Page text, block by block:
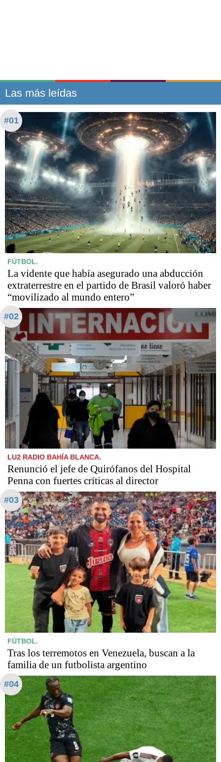
Las más leídas
#01
FÚTBOL.
La vidente que había asegurado una abducción
extraterrestre en el partido de Brasil valoró haber
“movilizado al mundo entero”
#02
LU2 RADIO BAHÍA BLANCA.
Renunció el jefe de Quirófanos del Hospital
Penna con fuertes críticas al director
#03
FÚTBOL.
Tras los terremotos en Venezuela, buscan a la
familia de un futbolista argentino
#04